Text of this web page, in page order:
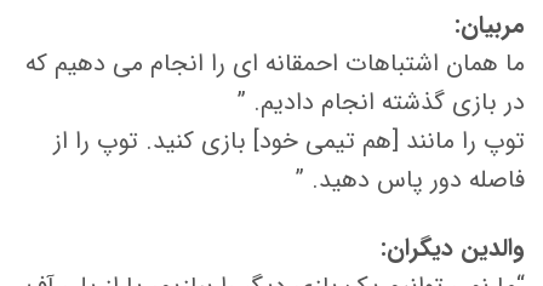
مربیان:
ما همان اشتباهات احمقانه ای را انجام می دهیم که
در بازی گذشته انجام دادیم. ”
توپ را مانند [هم تیمی خود] بازی کنید. توپ را از
فاصله دور پاس دهید. ”
والدین دیگران: